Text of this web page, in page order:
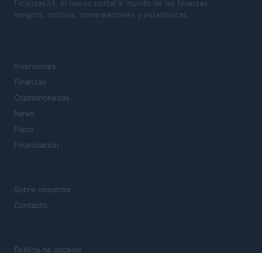
Finanzas24, el nuevo portal al mundo de las finanzas.
Insights, noticias, comparaciones y estadísticas.
Inversiones
Finanzas
Criptomonedas
News
Fisco
Financiación
Sobre nosotros
Contacto
Política de cookies